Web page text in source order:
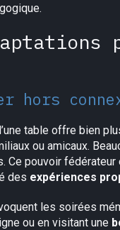
hors
table offre bien
ou amicaux.
Ce pouvoir
des expériences
les soirées
ou en visitant une